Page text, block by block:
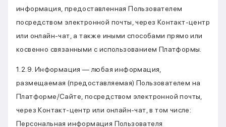
информация, предоставленная Пользователем
посредством электронной почты, через Контакт-центр
или онлайн-чат, а также иными способами прямо или
косвенно связанными с использованием Платформы.
1.2.9. Информация — любая информация,
размещаемая (предоставляемая) Пользователем на
Платформе/Сайте, посредством электронной почты,
через Контакт-центр или онлайн-чат, в том числе:
Персональная информация Пользователя